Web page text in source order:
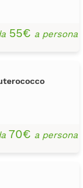
55€ a persona
70€ a persona